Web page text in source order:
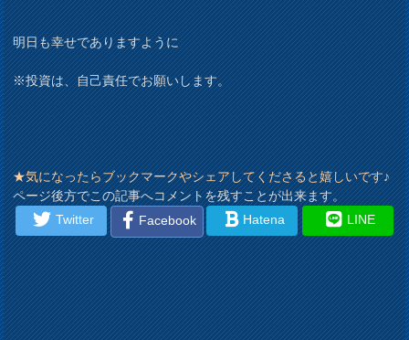
明日も幸せでありますように
※投資は、自己責任でお願いします。
★気になったらブックマークやシェアしてくださると嬉しいです♪
ページ後方でこの記事へコメントを残すことが出来ます。
Twitter
Facebook Hatena LINE